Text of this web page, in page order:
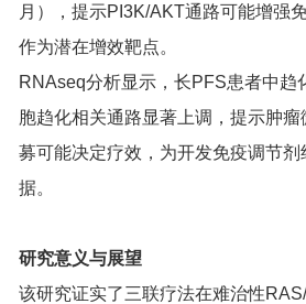
月），提示PI3K/AKT通路可能增强
作为潜在增效靶点。
RNAseq分析显示，长PFS患者中趋
胞趋化相关通路显著上调，提示肿
募可能决定疗效，为开发免疫调节
据。
研究意义与展望
该研究证实了三联疗法在难治性